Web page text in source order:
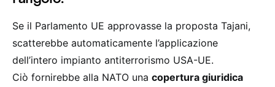
Se il Parlamento UE approvasse la proposta Tajani,
scatterebbe automaticamente l’applicazione
dell’intero impianto antiterrorismo USA-UE.
Ciò fornirebbe alla NATO una copertura giuridica